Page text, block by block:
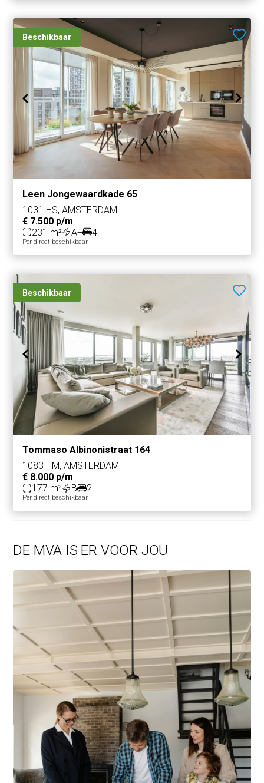
Beschikbaar
Leen Jongewaardkade 65
1031 HS, AMSTERDAM
€ 7.500 p/m
231 m²
A+ 4
Per direct beschikbaar
Beschikbaar
Tommaso Albinonistraat 164
1083 HM, AMSTERDAM
€ 8.000 p/m
177 m²
B 2
Per direct beschikbaar
DE MVA IS ER VOOR JOU